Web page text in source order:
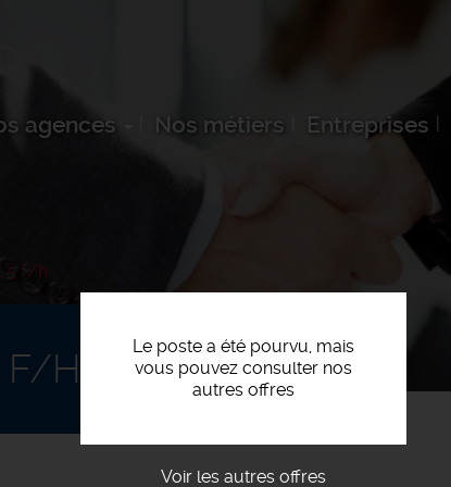
agences Nos métiers Entreprises
5 f/h
Le poste a été pourvu, mais
vous pouvez consulter nos
autres offres
Voir les autres offres
F/H